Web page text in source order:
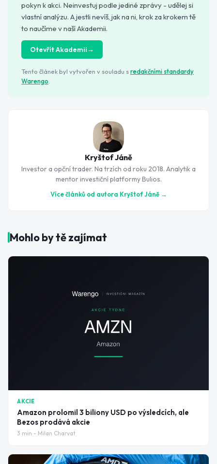
pokyn k akci. Neinvestuj podle jediné zprávy - udělej si
vlastní analýzu. A jestli nevíš, jak na ni, krok za krokem tě
to naučíme v naší Akademii.
Otevřít Akademii→
Tento článek byl vytvořen v souladu sredakčními standardy
Warengo
Kryštof Jáně
Investor a opční trader. Na trzích od roku 2018. Analytik a
mentor investiční platformy Bulios.
Více článků od autora Kryštof Jáně →
Mohlo by tě zajímat
AKCIE
Amazon prolomil 3 biliony USD po výsledcích, ale
Bezos prodává akcie
3 min - Milan Charvat